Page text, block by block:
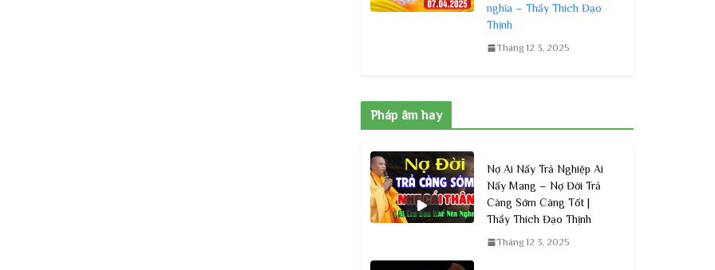
nghĩa – Thầy Thích Đạo
Thịnh
Tháng 12 3, 2025
Pháp âm hay
Nợ Ai Nấy Trả Nghiệp Ai
Nấy Mang – Nợ Đời Trả
Càng Sớm Càng Tốt |
Thầy Thích Đạo Thịnh
Tháng 12 3, 2025